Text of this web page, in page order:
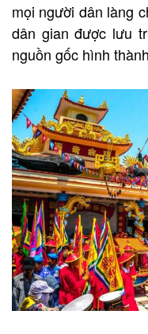
mọi người dân làng
dân gian được lưu
nguồn gốc hình